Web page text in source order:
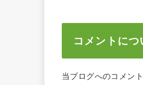
コメントにつ
当ブログへのコメン